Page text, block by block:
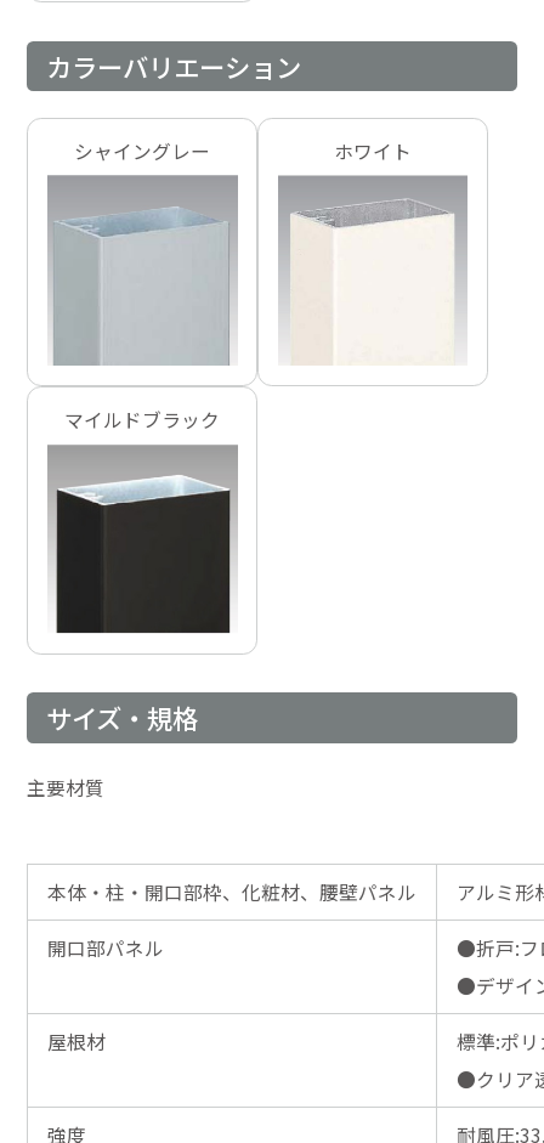
カラーバリエーション
シャイングレー ホワイト
マイルドブラック
サイズ・規格
主要材質
本体・柱・開口部枠、化粧材、腰壁パネル
アルミ形
開口部パネル
●折戸:フ
●デザイ
屋根材
標準:ポ
●クリア
強度
耐風圧